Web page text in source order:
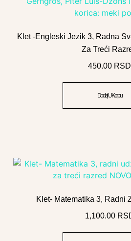
Klet -Engleski Jezik 3, Radna
Za Treći
450.00 RSD
Dodaj U Korpu
Klet- Matematika 3, Radni
1,100.00